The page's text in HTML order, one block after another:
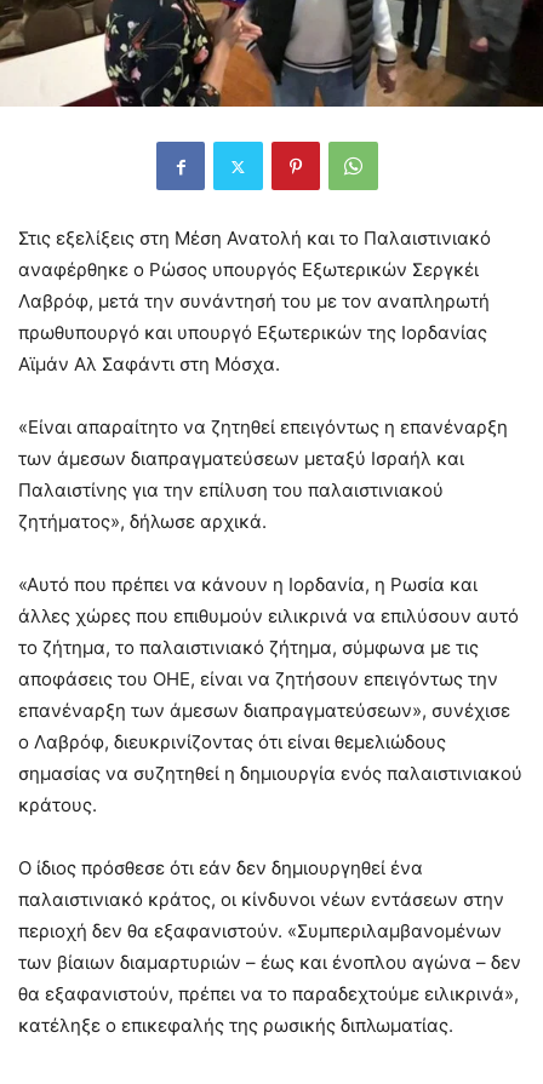
Στις εξελίξεις στη Μέση Ανατολή και το Παλαιστινιακό
αναφέρθηκε ο Ρώσος υπουργός Εξωτερικών Σεργκέι
Λαβρόφ, μετά την συνάντησή του με τον αναπληρωτή
πρωθυπουργό και υπουργό Εξωτερικών της Ιορδανίας
Αϊμάν Αλ Σαφάντι στη Μόσχα.
«Είναι απαραίτητο να ζητηθεί επειγόντως η επανέναρξη
των άμεσων διαπραγματεύσεων μεταξύ Ισραήλ και
Παλαιστίνης για την επίλυση του παλαιστινιακού
ζητήματος», δήλωσε αρχικά.
«Αυτό που πρέπει να κάνουν η Ιορδανία, η Ρωσία και
άλλες χώρες που επιθυμούν ειλικρινά να επιλύσουν αυτό
το ζήτημα, το παλαιστινιακό ζήτημα, σύμφωνα με τις
αποφάσεις του ΟΗΕ, είναι να ζητήσουν επειγόντως την
επανέναρξη των άμεσων διαπραγματεύσεων», συνέχισε
ο Λαβρόφ, διευκρινίζοντας ότι είναι θεμελιώδους
σημασίας να συζητηθεί η δημιουργία ενός παλαιστινιακού
κράτους.
Ο ίδιος πρόσθεσε ότι εάν δεν δημιουργηθεί ένα
παλαιστινιακό κράτος, οι κίνδυνοι νέων εντάσεων στην
περιοχή δεν θα εξαφανιστούν. «Συμπεριλαμβανομένων
των βίαιων διαμαρτυριών – έως και ένοπλου αγώνα – δεν
θα εξαφανιστούν, πρέπει να το παραδεχτούμε ειλικρινά»,
κατέληξε ο επικεφαλής της ρωσικής διπλωματίας.